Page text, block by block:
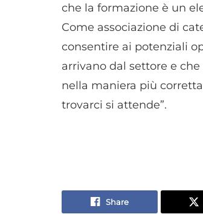
che la formazione è un
Come associazione di
consentire ai potenziali
arrivano dal settore e
nella maniera più
trovarci si attende”.
Share